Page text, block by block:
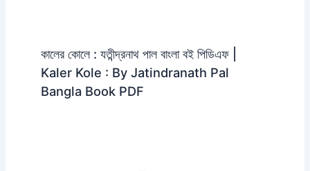
কালের কোলে : যতীন্দ্রনাথ পাল বাংলা বই পিডিএফ |
Kaler Kole : By Jatindranath Pal
Bangla Book PDF